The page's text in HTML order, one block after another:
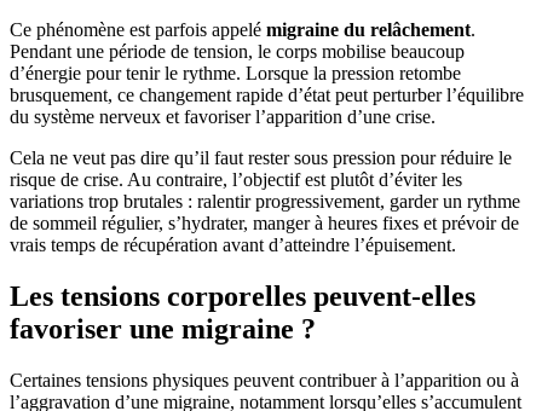
Ce phénomène est parfois appelé migraine du relâchement.
Pendant une période de tension, le corps mobilise beaucoup
d’énergie pour tenir le rythme. Lorsque la pression retombe
brusquement, ce changement rapide d’état peut perturber l’équilibre
du système nerveux et favoriser l’apparition d’une crise.
Cela ne veut pas dire qu’il faut rester sous pression pour réduire le
risque de crise. Au contraire, l’objectif est plutôt d’éviter les
variations trop brutales : ralentir progressivement, garder un rythme
de sommeil régulier, s’hydrater, manger à heures fixes et prévoir de
vrais temps de récupération avant d’atteindre l’épuisement.
Les tensions corporelles peuvent-elles
favoriser une migraine ?
Certaines tensions physiques peuvent contribuer à l’apparition ou à
l’aggravation d’une migraine, notamment lorsqu’elles s’accumulent